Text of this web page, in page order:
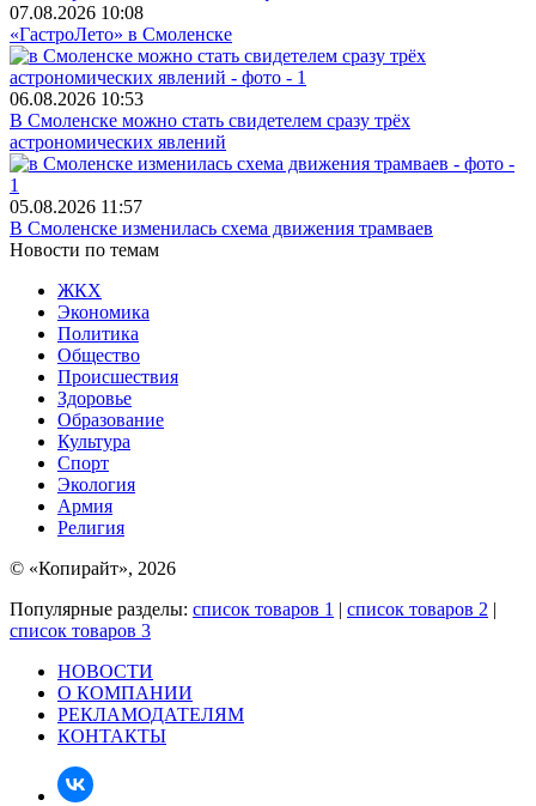
07.08.2026 10:08
«ГастроЛето» в Смоленске
06.08.2026 10:53
В Смоленске можно стать свидетелем сразу трёх
астрономических явлений
05.08.2026 11:57
В Смоленске изменилась схема движения трамваев
Новости по темам
ЖКХ
Экономика
Политика
Общество
Происшествия
Здоровье
Образование
Культура
Спорт
Экология
Армия
Религия
© «Копирайт», 2026
Популярные разделы: список товаров 1 | список товаров 2 |
список товаров 3
НОВОСТИ
О КОМПАНИИ
РЕКЛАМОДАТЕЛЯМ
КОНТАКТЫ